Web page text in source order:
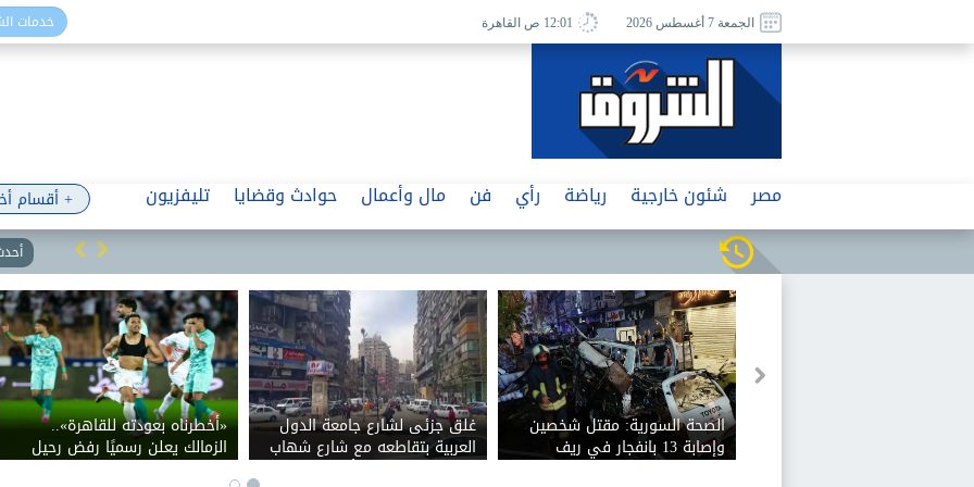
خدمات الجمعة 7 أغسطس 2026 12:01 ص القاهرة
+ أقسام مصر شئون خارجية رياضة رأي فن مال وأعمال حوادث وقضايا تليفزيون
المغرب في بطولة الأفروباسكت
أردوغان يزور السعودية غدا
ويلتقي بن سلمان وشهباز شريف
من الجامعات إلى الصحافة
ومكاتب المحاماة.. 75 حكما
تلاحق إدارة ترامب بسبب حرية
البرلمان الإيراني يدرس
أمريكا وإسرائيل من
هرمز